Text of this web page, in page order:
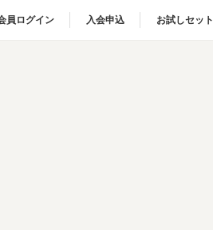
員ログイン 入会申込 お試しセット
員ログイン 入会申込 お試しセット